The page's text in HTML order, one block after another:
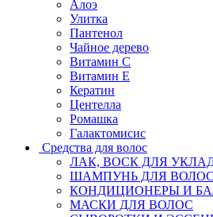
Алоэ
Улитка
Пантенол
Чайное дерево
Витамин C
Витамин Е
Кератин
Центелла
Ромашка
Галактомисис
Средства для волос
ЛАК, ВОСК ДЛЯ
ШАМПУНЬ ДЛЯ ВОЛОС
КОНДИЦИОНЕРЫ И
МАСКИ ДЛЯ ВОЛОС